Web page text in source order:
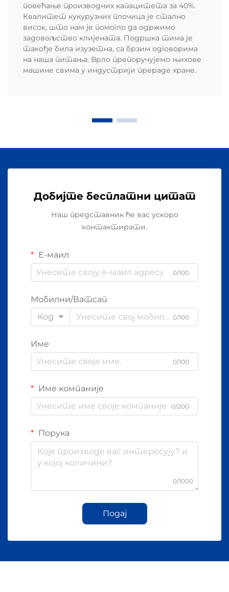
повећање производних капацитета за 40%.
Квалитет кукурузних плочица је стално
висок, што нам је помогло да одржимо
задовољство клијената. Подршка тима је
такође била изузетна, са брзим одговорима
на наша питања. Врло препоручујемо њихове
машине свима у индустрији прераде хране.
Добијте бесплатни цитат
Наш представник ће вас ускоро
контактирати.
Е-маил
0/100
Мобилни/Ватсап
Код
0/100
Име
0/100
Име компаније
0/200
Порука
0/1000
Подај